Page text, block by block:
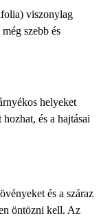
viszonylag
szebb és
helyeket
és a hajtásai
és a száraz
öntözni kell. Az